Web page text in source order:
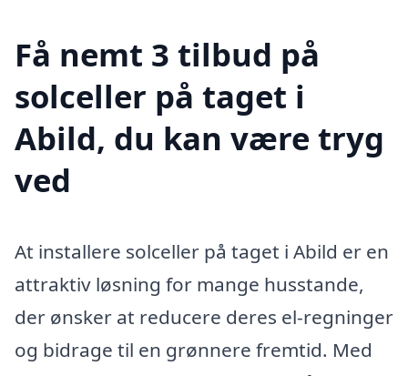
Få nemt 3 tilbud på
solceller på taget i
Abild, du kan være tryg
ved
At installere solceller på taget i Abild er en
attraktiv løsning for mange husstande,
der ønsker at reducere deres el-regninger
og bidrage til en grønnere fremtid. Med